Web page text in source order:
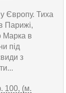
у Європу. Тиха
Парижі,
Марка в
під
з
100, (м.